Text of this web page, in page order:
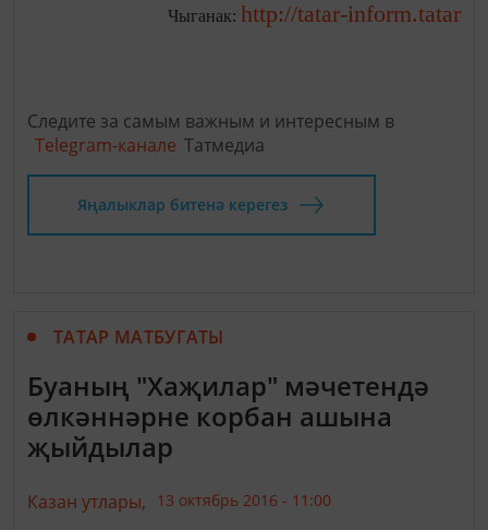
Чыганак: http://tatar-inform.tatar
Следите за самым важным и интересным в
Telegram-канале Татмедиа
Яңалыклар битенә керегез
ТАТАР МАТБУГАТЫ
Буаның "Хаҗилар" мәчетендә
өлкәннәрне корбан ашына
җыйдылар
Казан утлары, 13 октябрь 2016 - 11:00